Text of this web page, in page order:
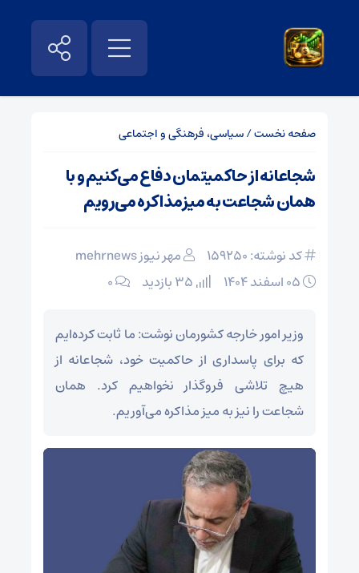
صفحه نخست/سیاسی، فرهنگی و اجتماعی
شجاعانه از حاکمیتمان دفاع می‌کنیم و با
همان شجاعت به میزمذاکره می‌رویم
کد نوشته: 159250
مهر نیوز mehrnews
۰
وزیر امور خارجه کشورمان نوشت: ما ثابت کرده‌ایم
که برای پاسداری از حاکمیت خود، شجاعانه از
هیچ تلاشی فروگذار نخواهیم کرد. همان
شجاعت را نیز به میز مذاکره می‌آوریم.